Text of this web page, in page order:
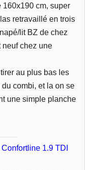
160x190 cm, super
retravaillé en trois
lit BZ de chez
neuf chez une
au plus bas les
combi, et la on se
une simple planche
1.9 TDI